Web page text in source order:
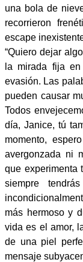
una bola de
recorrieron
escape
“Quiero dejar
la mirada fija
evasión. Las
pueden causar
Todos
día, Janice, tú
momento,
avergonzada ni
que experimenta
siempre
más hermoso y
vida es el amor,
de una piel
mensaje